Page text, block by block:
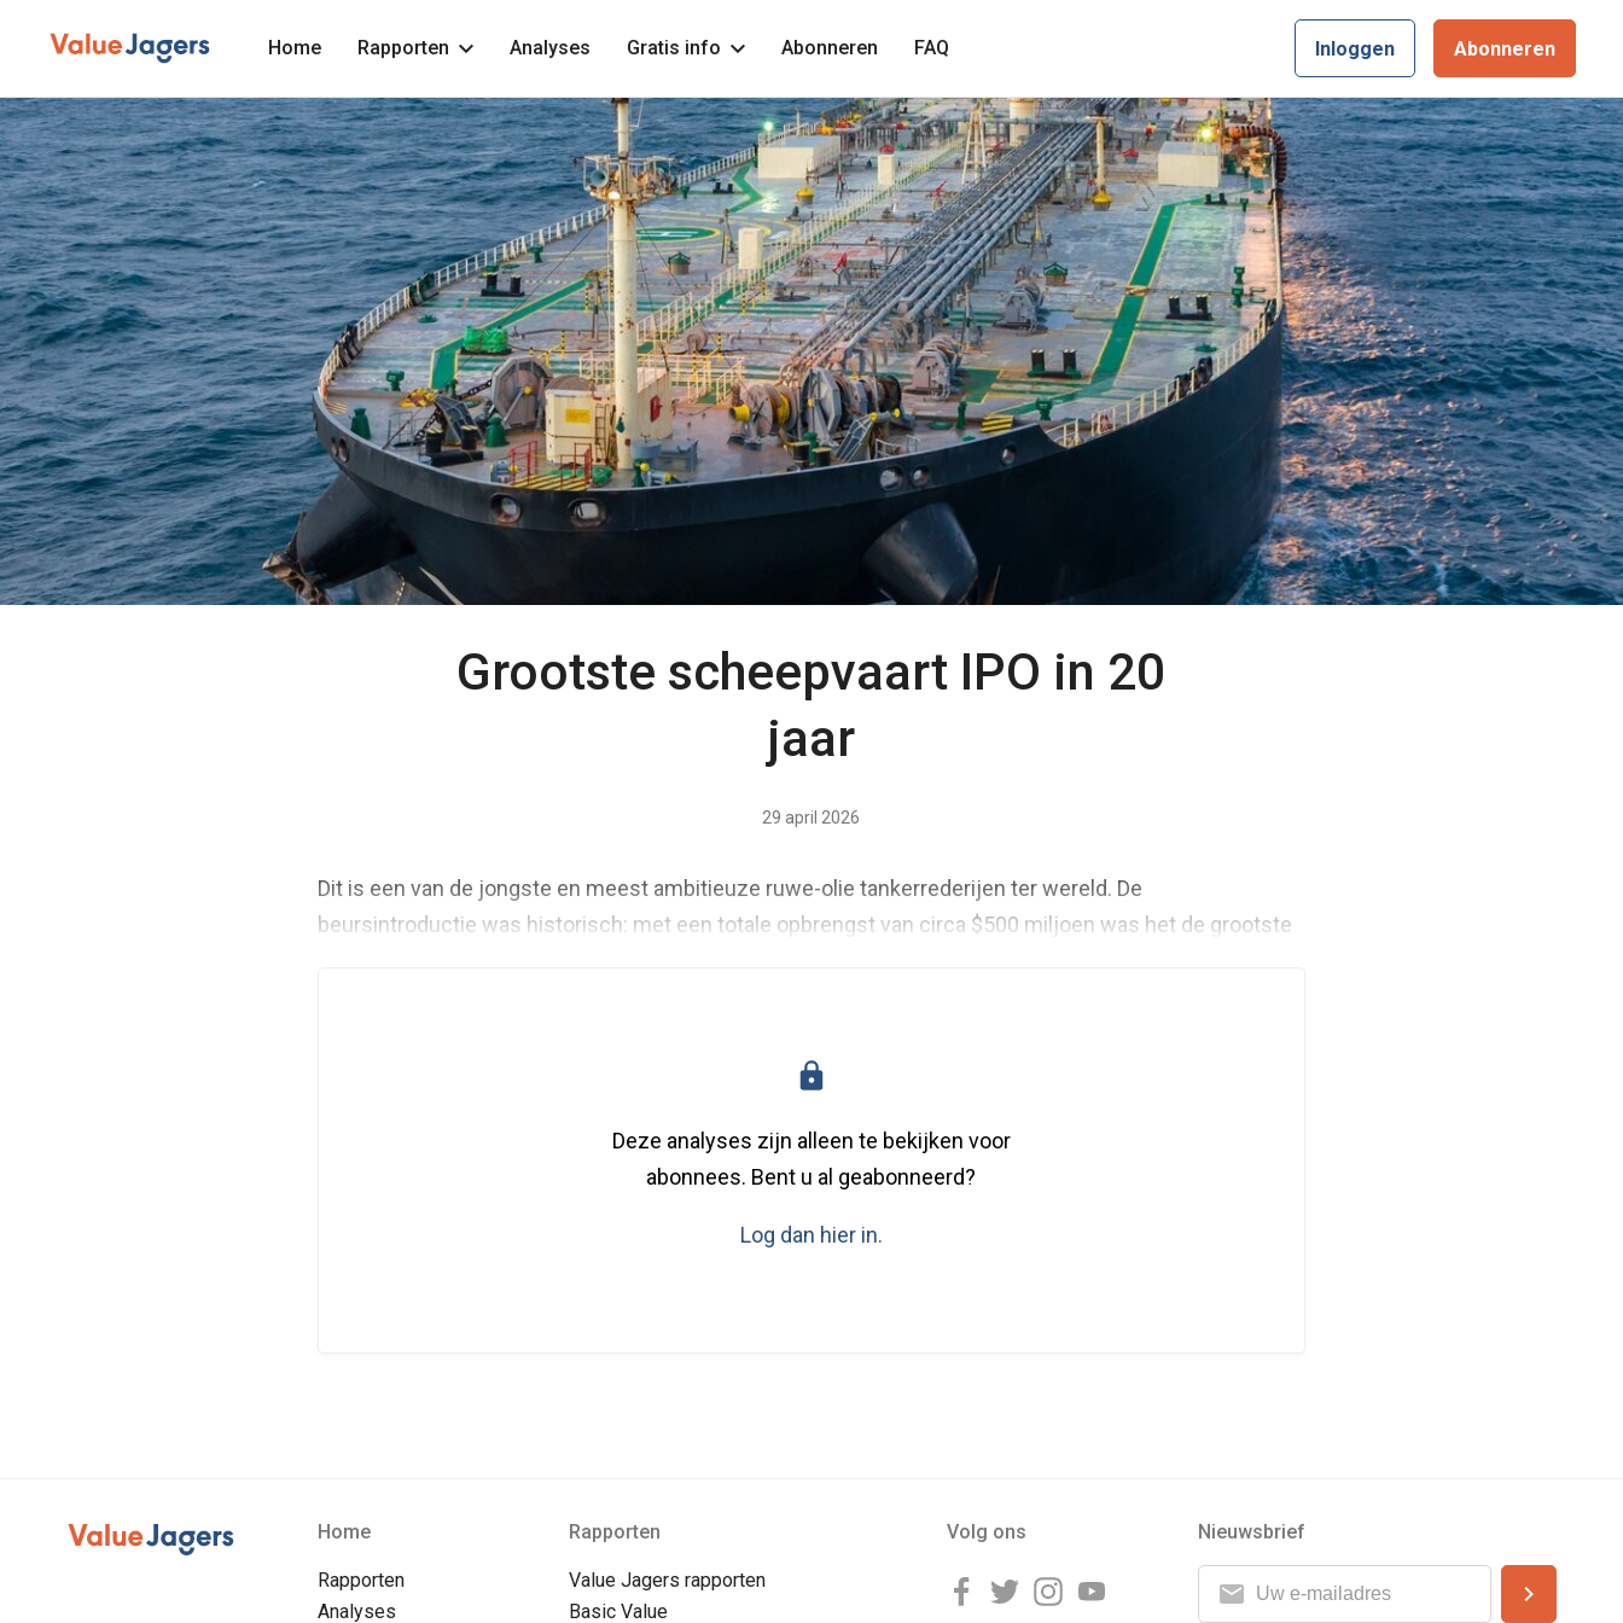
Home Rapporten Analyses Gratis info Abonneren FAQ Inloggen Abonneren
Grootste scheepvaart IPO in 20
jaar
29 april 2026
Dit is een van de jongste en meest ambitieuze ruwe-olie tankerrederijen ter wereld. De
beursintroductie was historisch: met een totale opbrengst van circa $500 miljoen was het de grootste
Deze analyses zijn alleen te bekijken voor
abonnees. Bent u al geabonneerd?
Log dan hier in.
Home
Rapporten
Analyses
Rapporten
Value Jagers rapporten
Basic Value
Volg ons Nieuwsbrief